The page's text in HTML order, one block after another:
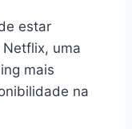
estar
uma
mais
na